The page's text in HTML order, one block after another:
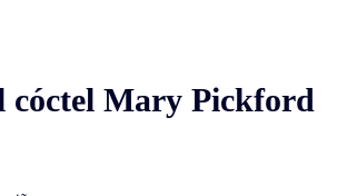
cóctel Mary Pickford